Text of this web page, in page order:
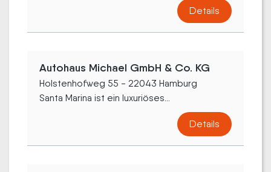
Details
Autohaus Michael GmbH & Co. KG
Holstenhofweg 55 - 22043 Hamburg
Santa Marina ist ein luxuriöses...
Details